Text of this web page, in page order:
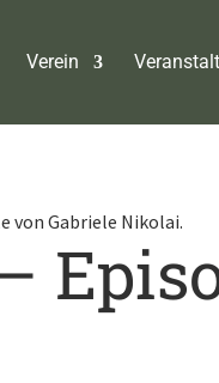
Verein